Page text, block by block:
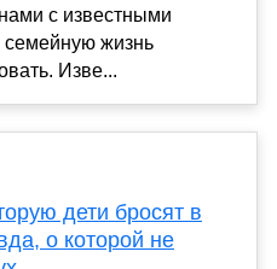
с известными
жизнь
Изве...
дети бросят в
о которой не